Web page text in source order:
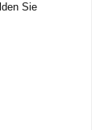
mehr
Sie